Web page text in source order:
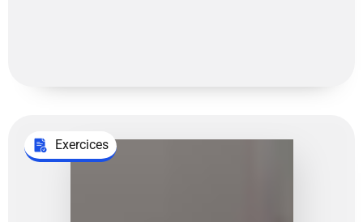
Exercices